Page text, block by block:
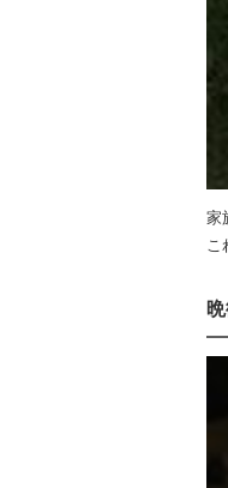
家
こ